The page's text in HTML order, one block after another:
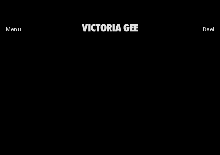
Menu Reel